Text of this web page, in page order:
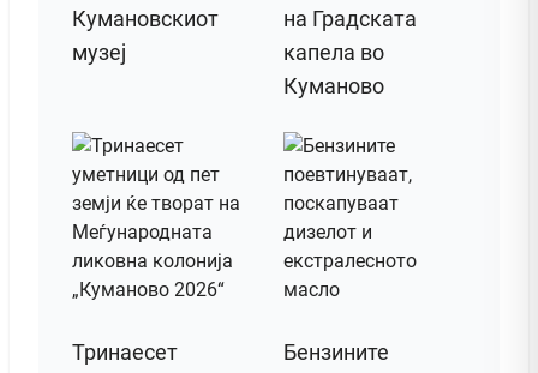
Кумановскиот
музеј
на Градската
капела во
Куманово
Тринаесет Бензините